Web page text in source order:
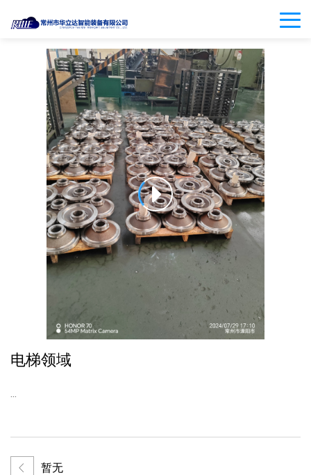
电梯领域
...
暂无